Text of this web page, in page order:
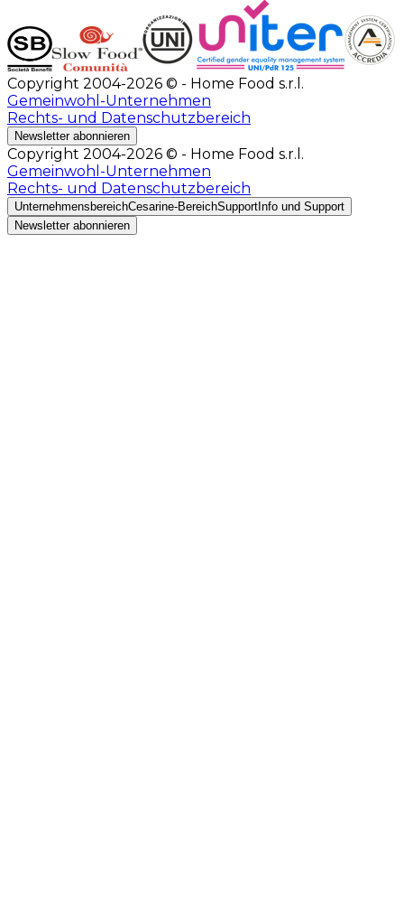
Copyright 2004-2026 © - Home Food s.r.l.
Gemeinwohl-Unternehmen
Rechts- und Datenschutzbereich
Newsletter abonnieren
Copyright 2004-2026 © - Home Food s.r.l.
Gemeinwohl-Unternehmen
Rechts- und Datenschutzbereich
UnternehmensbereichCesarine-BereichSupport Info und Support
Newsletter abonnieren